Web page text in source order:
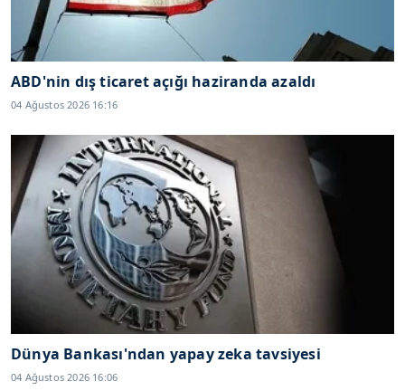
ABD'nin dış ticaret açığı haziranda azaldı
04 Ağustos 2026 16:16
Dünya Bankası'ndan yapay zeka tavsiyesi
04 Ağustos 2026 16:06